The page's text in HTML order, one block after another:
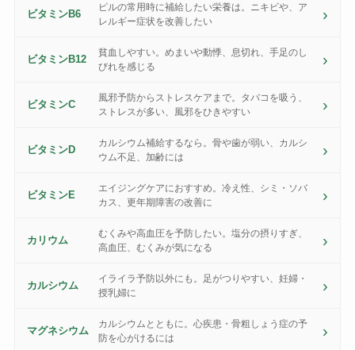
ビタミンB6
ピルの常用時に補給したい栄養は。ニキビや、ア
レルギー症状を改善したい
ビタミンB12
貧血しやすい。めまいや動悸、息切れ、手足のし
びれを感じる
ビタミンC
風邪予防からストレスケアまで。タバコを吸う、
ストレスが多い、風邪をひきやすい
ビタミンD
カルシウム補給するなら。骨や歯が弱い、カルシ
ウム不足、加齢には
ビタミンE
エイジングケアにおすすめ。冷え性、シミ・ソバ
カス、更年期障害の改善に
カリウム
むくみや高血圧を予防したい。塩分の摂りすぎ、
高血圧、むくみが気になる
カルシウム
イライラ予防以外にも。足がつりやすい、妊婦・
授乳婦に
マグネシウム
カルシウムとともに。心疾患・骨粗しょう症の予
防を心がけるには